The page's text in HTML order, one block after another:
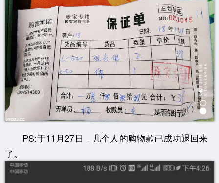
PS:于11月27日，几个人的购物款已成功退回来
了。